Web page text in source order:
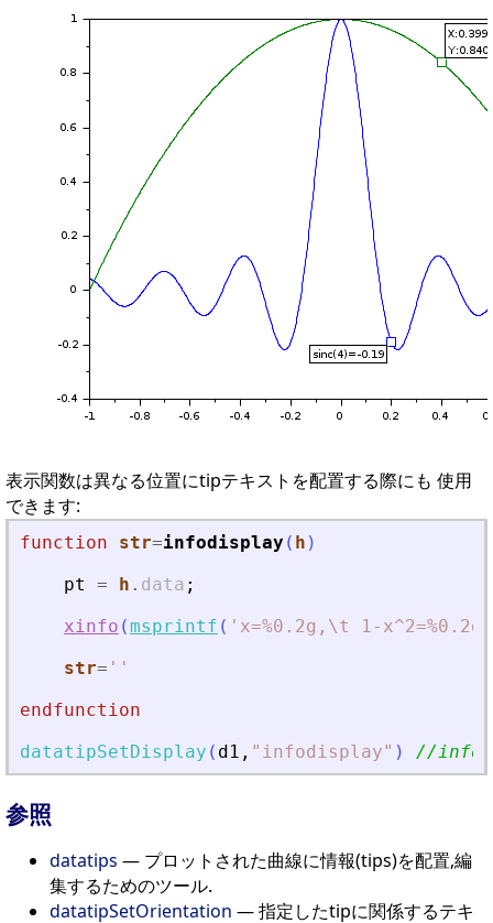
表示関数は異なる位置にtipテキストを配置する際にも 使用
できます:
function str=infodisplay ( h )
pt
= h . data ;
xinfo (msprintf ( ' x=%0.2g,\t 1-x^2=%0.2g
str= ' '
endfunction
datatipSetDisplay ( d1 , " infodisplay" ) //infoバ
参照
datatips — プロットされた曲線に情報(tips)を配置,編
集するためのツール.
datatipSetOrientation — 指定したtipに関係するテキ